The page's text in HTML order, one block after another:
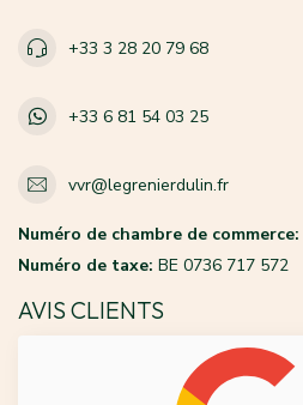
+33 3 28 20 79 68
+33 6 81 54 03 25
vvr@legrenierdulin.fr
Numéro de chambre de commerce:
Numéro de taxe: BE 0736 717 572
AVIS CLIENTS